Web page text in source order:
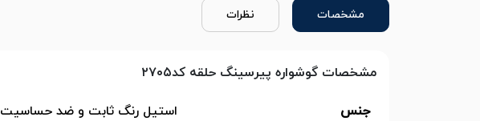
مشخصات نظرات
مشخصات گوشواره پیرسینگ حلقه کد۲۷۰۵
جنس
استیل رنگ ثابت و ضد حساسیت